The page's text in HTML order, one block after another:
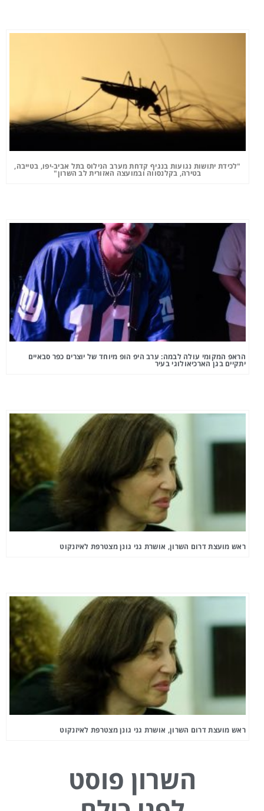
"לכידת יתושות נגועות בנגיף קדחת מערב הנילוס בתל אביב-יפו, בטייבה,
בטירה, בקלנסווה ובמועצה האזורית לב השרון"
הראפ המקומי עולה לבמה: ערב היפ הופ מיוחד של יוצרים כפר סבאיים
יתקיים בגן הארכיאולוגי בעיר
ראש מועצת דרום השרון, אושרת גני גונן מצטרפת לאיזנקוט
ראש מועצת דרום השרון, אושרת גני גונן מצטרפת לאיזנקוט
השרון פוסט